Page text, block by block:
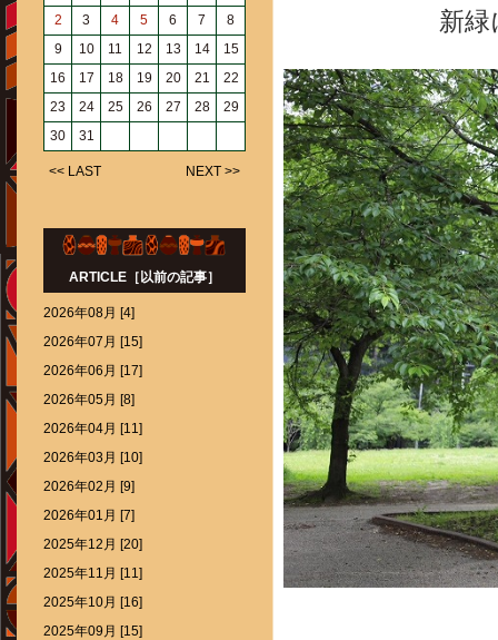
新緑
2
3 4 5 6 7
8
9
10 11 12 13 14
15
16
17 18 19 20 21
22
23
24 25 26 27 28
29
30
31
<< LAST NEXT >>
ARTICLE［以前の記事］
2026年08月 [4]
2026年07月 [15]
2026年06月 [17]
2026年05月 [8]
2026年04月 [11]
2026年03月 [10]
2026年02月 [9]
2026年01月 [7]
2025年12月 [20]
2025年11月 [11]
2025年10月 [16]
2025年09月 [15]